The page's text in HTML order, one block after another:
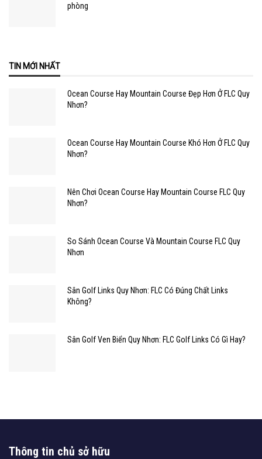
phòng
TIN MỚI NHẤT
Ocean Course Hay Mountain Course Đẹp Hơn Ở FLC Quy
Nhơn?
Ocean Course Hay Mountain Course Khó Hơn Ở FLC Quy
Nhơn?
Nên Chơi Ocean Course Hay Mountain Course FLC Quy
Nhơn?
So Sánh Ocean Course Và Mountain Course FLC Quy
Nhơn
Sân Golf Links Quy Nhơn: FLC Có Đúng Chất Links
Không?
Sân Golf Ven Biển Quy Nhơn: FLC Golf Links Có Gì Hay?
Thông tin chủ sở hữu